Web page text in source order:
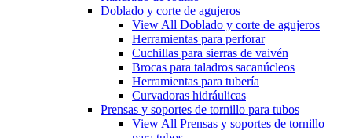
Doblado y corte de agujeros
View All Doblado y corte de agujeros
Herramientas para perforar
Cuchillas para sierras de vaivén
Brocas para taladros sacanúcleos
Herramientas para tubería
Curvadoras hidráulicas
Prensas y soportes de tornillo para tubos
View All Prensas y soportes de tornillo